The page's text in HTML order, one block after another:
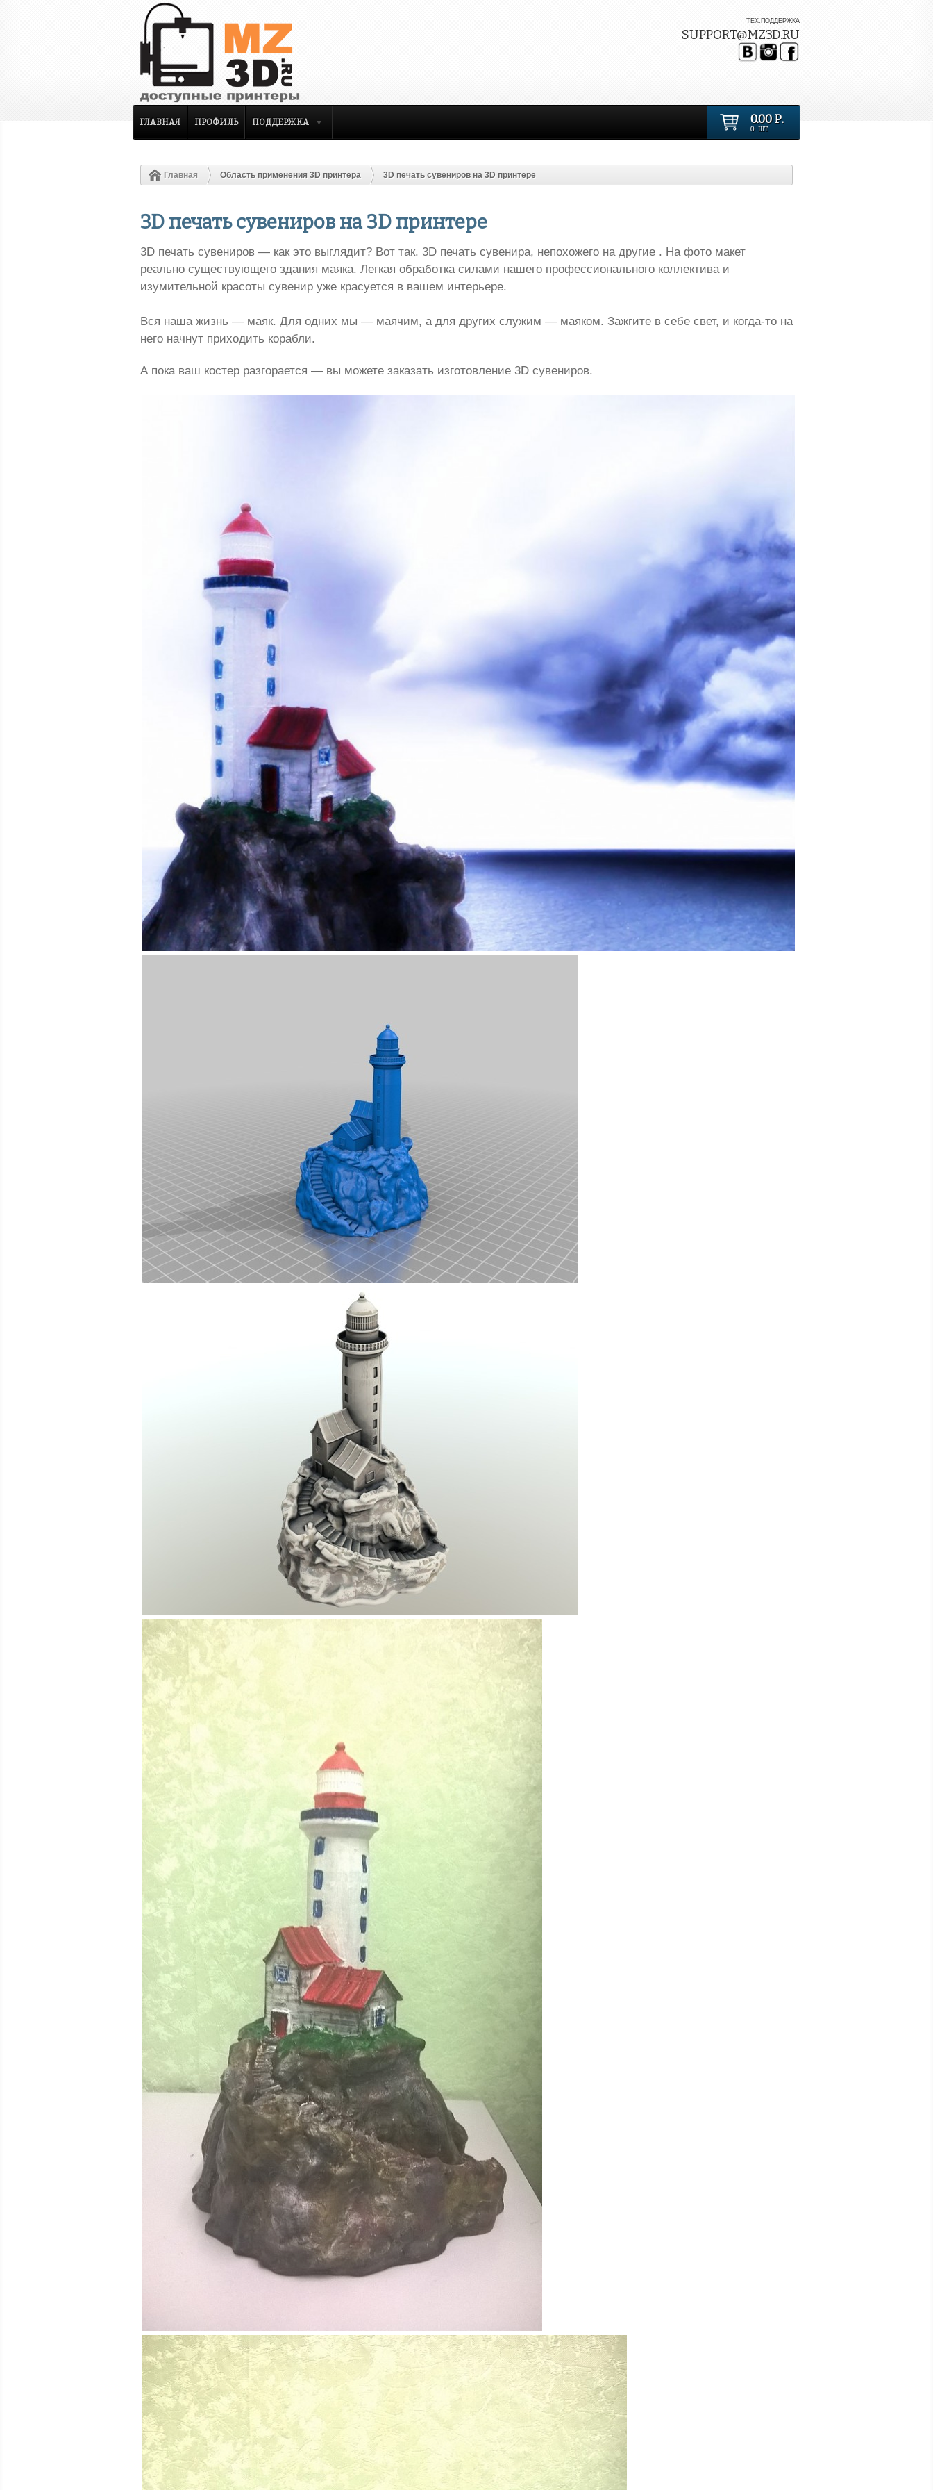
ТЕХ.ПОДДЕРЖКА
SUPPORT@MZ3D.RU
ГЛАВНАЯ ПРОФИЛЬ ПОДДЕРЖКА 0.00 Р.
0 ШТ
Главная Область применения 3D принтера 3D печать сувениров на 3D принтере
3D печать сувениров на 3D принтере
3D печать сувениров — как это выглядит? Вот так. 3D печать сувенира, непохожего на другие . На фото макет
реально существующего здания маяка. Легкая обработка силами нашего профессионального коллектива и
изумительной красоты сувенир уже красуется в вашем интерьере.
Вся наша жизнь — маяк. Для одних мы — маячим, а для других служим — маяком. Зажгите в себе свет, и когда-то на
него начнут приходить корабли.
А пока ваш костер разгорается — вы можете заказать изготовление 3D сувениров.